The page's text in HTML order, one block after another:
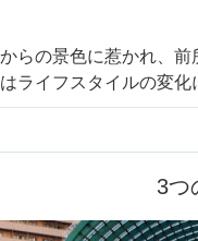
らの景色に惹かれ、
ライフスタイルの変化
3つ